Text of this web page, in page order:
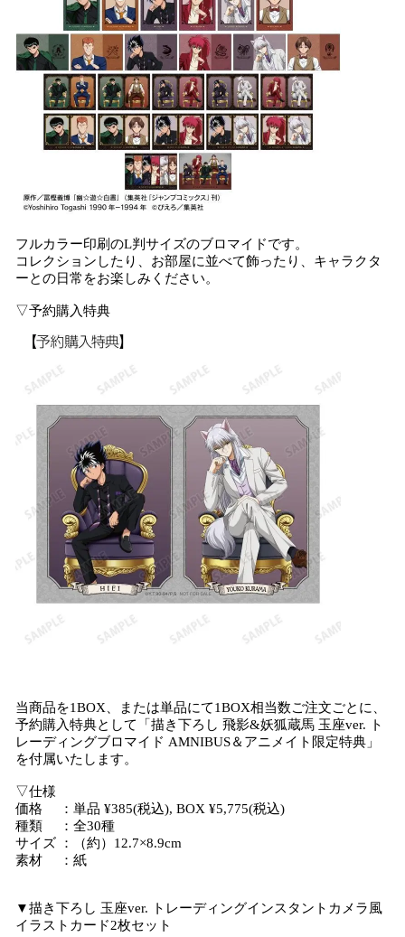
フルカラー印刷のL判サイズのブロマイドです。
コレクションしたり、お部屋に並べて飾ったり、キャラクタ
ーとの日常をお楽しみください。
▽予約購入特典
当商品を1BOX、または単品にて1BOX相当数ご注文ごとに、
予約購入特典として「描き下ろし 飛影&妖狐蔵馬 玉座ver. ト
レーディングブロマイド AMNIBUS＆アニメイト限定特典」
を付属いたします。
▽仕様
価格 ：単品 ¥385(税込), BOX ¥5,775(税込)
種類 ：全30種
サイズ ：（約）12.7×8.9cm
素材 ：紙
▼描き下ろし 玉座ver. トレーディングインスタントカメラ風
イラストカード2枚セット